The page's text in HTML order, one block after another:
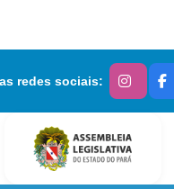
redes sociais: